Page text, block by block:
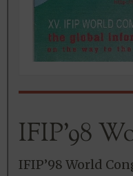
IFIP’98
IFIP’98 World